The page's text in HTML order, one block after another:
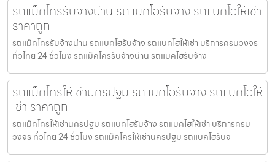
รถแม็คโครรับจ้างน่าน รถแบคโฮรับจ้าง รถแบคโฮให้เช่า
ราคาถูก
รถแม็คโครรับจ้างน่าน รถแบคโฮรับจ้าง รถแบคโฮให้เช่า บริการครบวงจร
ทั่วไทย 24 ชั่วโมง รถแม็คโครรับจ้างน่าน รถแบคโฮรับจ้าง
รถแม็คโครให้เช่านครปฐม รถแบคโฮรับจ้าง รถแบคโฮให้
เช่า ราคาถูก
รถแม็คโครให้เช่านครปฐม รถแบคโฮรับจ้าง รถแบคโฮให้เช่า บริการครบ
วงจร ทั่วไทย 24 ชั่วโมง รถแม็คโครให้เช่านครปฐม รถแบคโฮรับจ